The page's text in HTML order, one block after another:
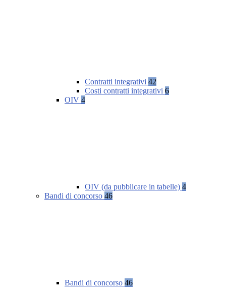
Contratti integrativi 42
Costi contratti integrativi 6
OIV 4
OIV (da pubblicare in tabelle) 4
Bandi di concorso 46
Bandi di concorso 46